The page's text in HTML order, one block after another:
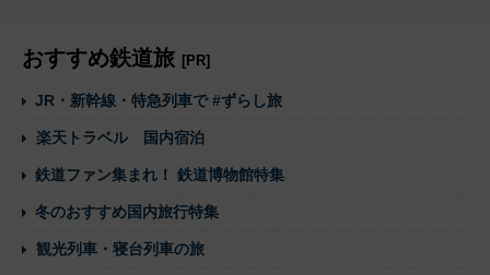
おすすめ鉄道旅 [PR]
JR・新幹線・特急列車で #ずらし旅
楽天トラベル 国内宿泊
鉄道ファン集まれ！ 鉄道博物館特集
冬のおすすめ国内旅行特集
観光列車・寝台列車の旅